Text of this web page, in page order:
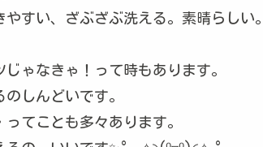
すい、ざぶざぶ洗える。素晴らしい。
ゃなきゃ！って時もあります。
しんどいです。
てことも多々あります。